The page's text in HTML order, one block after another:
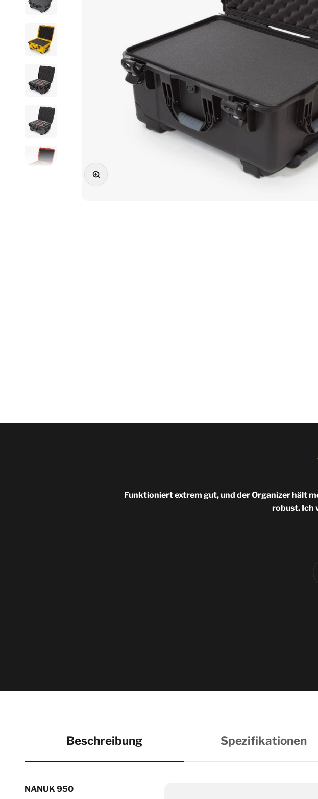
Vergrößern
Funktioniert extrem gut, und der Organizer hält
robust. Ich
Beschreibung
NANUK 950
Spezifikationen